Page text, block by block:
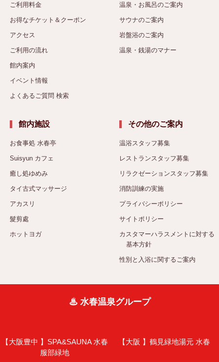
ご利用料金
お得なチケット＆クーポン
アクセス
ご利用の流れ
館内案内
イベント情報
よくあるご質問 検索
温泉・お風呂のご案内
サウナのご案内
岩盤浴のご案内
温泉・銭湯のマナー
館内施設
お食事処 水春亭
Suisyun カフェ
癒し処ゆめみ
タイ古式マッサージ
アカスリ
髮剪處
ホットヨガ
その他のご案内
温浴スタッフ募集
レストランスタッフ募集
リラクゼーションスタッフ募集
消防訓練の実施
プライバシーポリシー
サイトポリシー
カスタマーハラスメントに対する
基本方針
性別と入浴に関するご案内
♨ 水春温泉グループ
【大阪豊中 】 SPA&SAUNA 水春
服部緑地
【大阪 】 鶴見緑地湯元 水春